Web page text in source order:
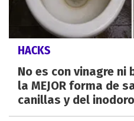
HACKS
No es con vinagre
la MEJOR forma de
canillas y del inodoro